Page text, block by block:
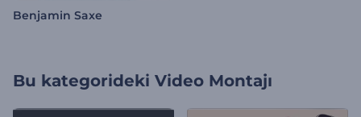
Benjamin Saxe
Bu kategorideki Video Montajı